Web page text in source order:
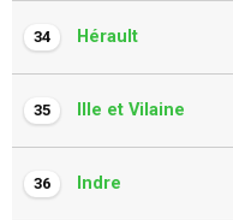
34 Hérault
35 Ille et Vilaine
36 Indre